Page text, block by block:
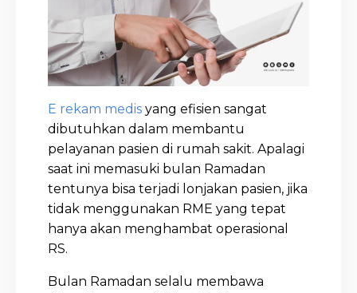
E rekam medis yang efisien sangat
dibutuhkan dalam membantu
pelayanan pasien di rumah sakit. Apalagi
saat ini memasuki bulan Ramadan
tentunya bisa terjadi lonjakan pasien, jika
tidak menggunakan RME yang tepat
hanya akan menghambat operasional
RS.
Bulan Ramadan selalu membawa